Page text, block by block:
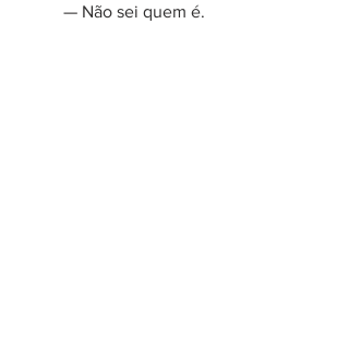
	— Não sei quem é.